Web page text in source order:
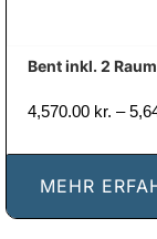
Bent inkl. 2
4,570.00 kr. –
MEHR